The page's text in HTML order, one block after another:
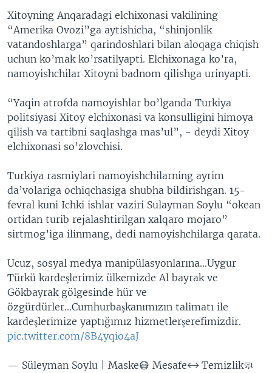
Xitoyning Anqaradagi elchixonasi vakilining
“Amerika Ovozi”ga aytishicha, “shinjonlik
vatandoshlarga” qarindoshlari bilan aloqaga chiqish
uchun ko’mak ko’rsatilyapti. Elchixonaga ko’ra,
namoyishchilar Xitoyni badnom qilishga urinyapti.
“Yaqin atrofda namoyishlar bo’lganda Turkiya
politsiyasi Xitoy elchixonasi va konsulligini himoya
qilish va tartibni saqlashga mas’ul”, - deydi Xitoy
elchixonasi so’zlovchisi.
Turkiya rasmiylari namoyishchilarning ayrim
da’volariga ochiqchasiga shubha bildirishgan. 15-
fevral kuni Ichki ishlar vaziri Sulayman Soylu “okean
ortidan turib rejalashtirilgan xalqaro mojaro”
sirtmog’iga ilinmang, dedi namoyishchilarga qarata.
Ucuz, sosyal medya manipülasyonlarına...Uygur
Türkü kardeşlerimiz ülkemizde Al bayrak ve
Gökbayrak gölgesinde hür ve
özgürdürler...Cumhurbaşkanımızın talimatı ile
kardeşlerimize yaptığımız hizmetlerşerefimizdir.
pic.twitter.com/8B4yqio4aJ
— Süleyman Soylu | Maske😷 Mesafe↔️ Temizlik🧼